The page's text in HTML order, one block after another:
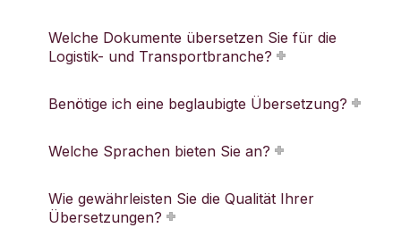
Welche Dokumente übersetzen Sie für die
Logistik- und Transportbranche?
Benötige ich eine beglaubigte Übersetzung?
Welche Sprachen bieten Sie an?
Wie gewährleisten Sie die Qualität Ihrer
Übersetzungen?